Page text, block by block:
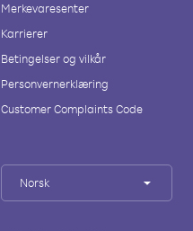
Merkevaresenter
Karrierer
Betingelser og vilkår
Personvernerklæring
Customer Complaints Code
Norsk